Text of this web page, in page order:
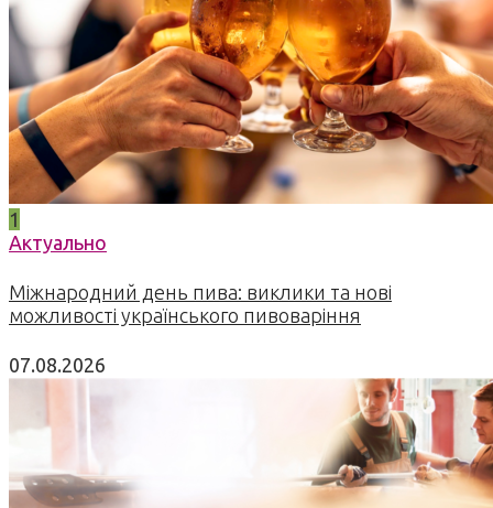
1
Актуально
Міжнародний день пива: виклики та нові
можливості українського пивоваріння
07.08.2026